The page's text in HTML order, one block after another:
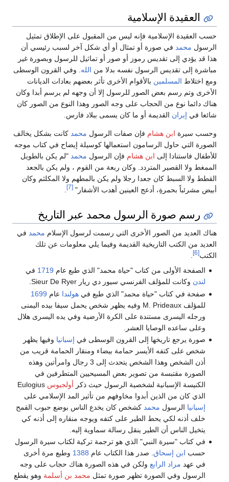
العقيدة الإسلامية
حسب العقيدة الإسلامية فإنه ليس من المقبول على الإطلاق تمثيل
الرسول محمد في صورة أو تمثال أو أي شكل آخر لسبب رئيسي أن
هذا قد يؤدي إلى تقديس رموز أو صور أو تماثيل للرسول وبصورة غير
مباشرة إلى تقديس الرسول نفسه بدلا من الله . وفي القرون الوسطى
ومع اختلاط المسلمين بالأقوام الأخرى تأثر بعضهم بعادات الديانات
الأخرى وتم رسم بعض الصور للرسول إلا أن وجهه لم يرسم أبدا وكان
هناك دائما نوع من الحجاب على وجه الصور وهذا النوع من الصور كان
شائعا في إيران القديمة أو ما كان يسمى ببلاد فارس.
وحسب سيرة ابن هشام فإن صفات الرسول محمد كانت بشكل يخالف
الصورة التي حاول الرسامون استعمالها كوسيلة إيضاح في كتاب موجه
للأطفال فاستنادا إلى ابن هشام فإن الرسول محمد "لم يكن بالطويل
الممغط ولا القصير المتردد. وكان ربعة من القوم ، ولم يكن بالجعد
القطط ولا السبط كان جعدا رجلا ولم يكن بالمطهم ولا المكلثم وكان
أبيض مشرئباً بحمرةِ، أدعج العينين أهدب الأشفار" [7]
رسم صورة الرسول محمد عبر التاريخ
هناك العديد من الصور الأخرى التي رسمت لرسول الإسلام محمد في
العديد من الكتب التاريخية القديمة وفيما يلي معلومات عن تلك
الكتب[6]
.
الصفحة الأولى من كتاب "حياة محمد" الذي طبع عام 1719 في
لندن وكانت للمؤلف الفرنسي سيور دي ريار Sieur De Ryer.
صفحة في كتاب "حياة محمد" الذي طبع فيهولندا عام 1699
للمؤلف M. Prideaux وفيه يظهر شخص يحمل سيفا بيده اليمنى
ورجله اليسرى مستندة على الكرة الأرضية وفي يده اليسرى هلال
وعلى ساعده الوصايا العشر.
صورة يرجع تاريخها إلى القرون الوسطى في إسبانيا وفيها يظهر
شخص على كتفه الأيسر حمامة بيضاء ومنقار الحمامة قريب من
أذن الشخص وهذا الشخص يتحدث إلى 3 رجال وامرأتين وهذه
الصورة مقتبسة من تصوير بعض المسيحيين المتطرفين في
الكنيسة الإسبانية لشخصية الرسول حيث ذكر أولجيوس Eulogius
الذي كان من الذين أبدوا مخاوفهم من تأثير المد الإسلامي على
إسبانيا الرسول محمد كشخص كان يخدع الناس بوضع حبوب القمح
خلف أذنه لكي يحط الطير على كتفه ويوجه منقاره إلى أذنه كي
يتخيل الناس أن الطير ينقل رسالة سماوية إليه.
في كتاب "سيرة النبي" الذي هو ترجمة تركية لكتاب سيرة الرسول
حسب ابن إسحاق. صدر هذا الكتاب عام 1388 وطبع مرة أخرى
في عهد مراد الرابع ولكن في هذه الصورة هناك حجاب على وجه
الرسول وفي الصورة تظهر صورة تمثل محمد بن أسلمة وهو يقطع